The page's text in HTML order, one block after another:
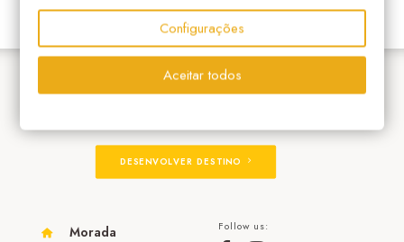
DESENVOLVER DESTINO
Morada Follow us:
Configurações
Aceitar todos